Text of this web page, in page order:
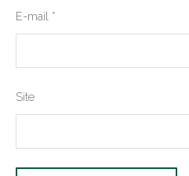
E-mail *
Site